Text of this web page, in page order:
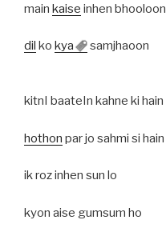
main kaise inhen bhooloon
dil ko kya samjhaoon
kitnI baateIn kahne ki hain
hothon par jo sahmi si hain
ik roz inhen sun lo
kyon aise gumsum ho